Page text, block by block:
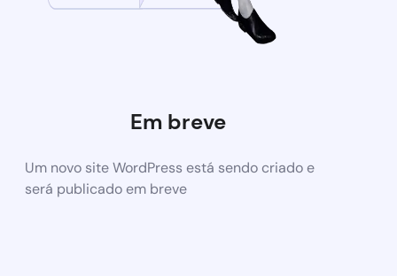
Em breve
Um novo site WordPress está sendo criado e
será publicado em breve